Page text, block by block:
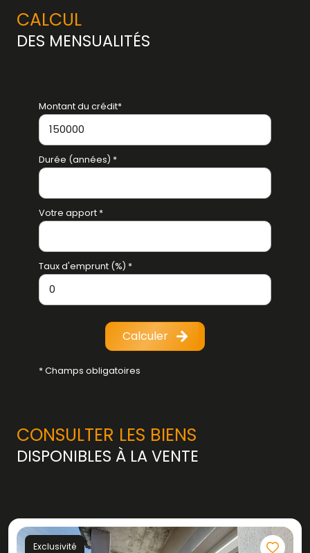
CALCUL
DES MENSUALITÉS
Montant du crédit*
Durée (années) *
Votre apport *
Taux d'emprunt (%) *
Calculer
* Champs obligatoires
CONSULTER LES BIENS
DISPONIBLES À LA VENTE
Exclusivité